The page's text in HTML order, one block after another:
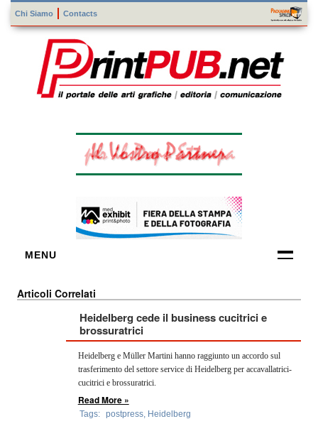
Chi Siamo Contacts
MENU
OPERATORI
ENTI E
ASSOCIAZIONI
Articoli Correlati
Heidelberg cede il business cucitrici e
brossuratrici
Heidelberg e Müller Martini hanno raggiunto un accordo sul
trasferimento del settore service di Heidelberg per accavallatrici-
cucitrici e brossuratrici.
Read More »
Tags: postpress, Heidelberg